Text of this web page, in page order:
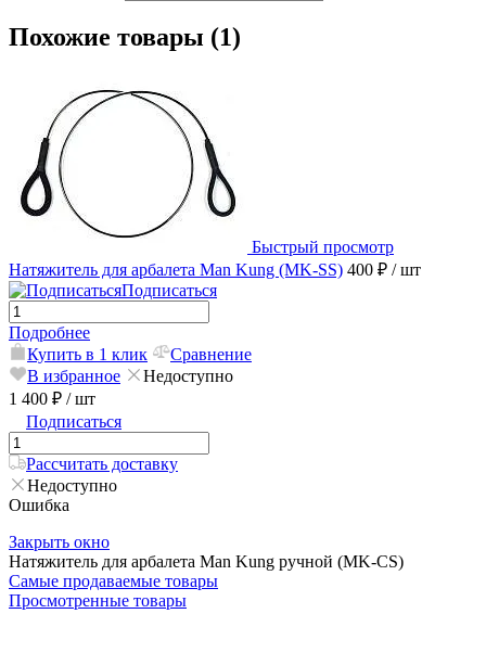
Похожие товары (1)
Быстрый просмотр
Натяжитель для арбалета Man Kung (MK-SS) 400 ₽ / шт
Подписаться
Подробнее
Купить в 1 клик
Сравнение
В избранное
Недоступно
1 400 ₽ / шт
Подписаться
Рассчитать доставку
Недоступно
Ошибка
Закрыть окно
Натяжитель для арбалета Man Kung ручной (MK-CS)
Самые продаваемые товары
Просмотренные товары